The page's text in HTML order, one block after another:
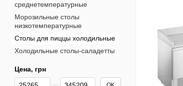
среднетемпературные
Морозильные столы
низкотемпературные
Столы для пиццы холодильные
Холодильные столы-саладетты
Цена, грн
От Цена, грн
До Цена, грн